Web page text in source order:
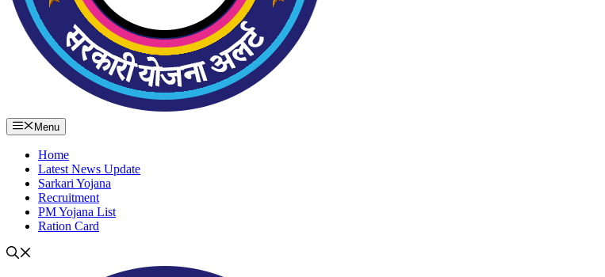
Menu
Home
Latest News Update
Sarkari Yojana
Recruitment
PM Yojana List
Ration Card